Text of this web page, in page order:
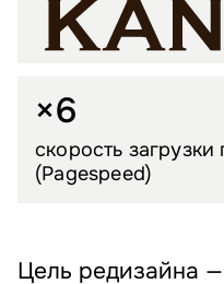
×6
скорость загрузки
(Pagespeed)
Цель редизайна